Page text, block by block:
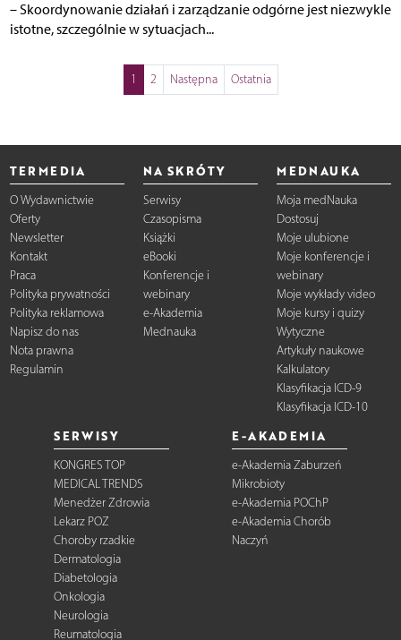
– Skoordynowanie działań i zarządzanie odgórne jest niezwykle
istotne, szczególnie w sytuacjach...
1 2 Następna Ostatnia
TERMEDIA
O Wydawnictwie
Oferty
Newsletter
Kontakt
Praca
Polityka prywatności
Polityka reklamowa
Napisz do nas
Nota prawna
Regulamin
NA SKRÓTY
Serwisy
Czasopisma
Książki
eBooki
Konferencje i
webinary
e-Akademia
Mednauka
MEDNAUKA
Moja medNauka
Dostosuj
Moje ulubione
Moje konferencje i
webinary
Moje wykłady video
Moje kursy i quizy
Wytyczne
Artykuły naukowe
Kalkulatory
Klasyfikacja ICD-9
Klasyfikacja ICD-10
SERWISY
KONGRES TOP
MEDICAL TRENDS
Menedżer Zdrowia
Lekarz POZ
Choroby rzadkie
Dermatologia
Diabetologia
Onkologia
Neurologia
Reumatologia
E-AKADEMIA
e-Akademia Zaburzeń
Mikrobioty
e-Akademia POChP
e-Akademia Chorób
Naczyń